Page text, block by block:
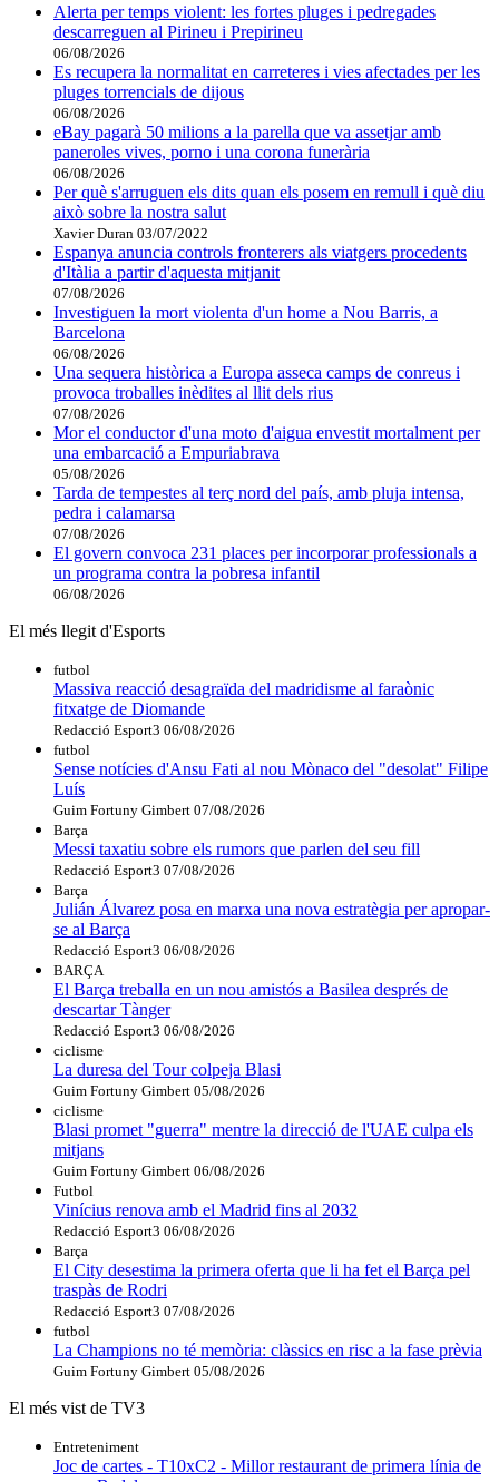
Alerta per temps violent: les fortes pluges i pedregades
descarreguen al Pirineu i Prepirineu
06/08/2026
Es recupera la normalitat en carreteres i vies afectades per les
pluges torrencials de dijous
06/08/2026
eBay pagarà 50 milions a la parella que va assetjar amb
paneroles vives, porno i una corona funerària
06/08/2026
Per què s'arruguen els dits quan els posem en remull i què diu
això sobre la nostra salut
Xavier Duran 03/07/2022
Espanya anuncia controls fronterers als viatgers procedents
d'Itàlia a partir d'aquesta mitjanit
07/08/2026
Investiguen la mort violenta d'un home a Nou Barris, a
Barcelona
06/08/2026
Una sequera històrica a Europa asseca camps de conreus i
provoca troballes inèdites al llit dels rius
07/08/2026
Mor el conductor d'una moto d'aigua envestit mortalment per
una embarcació a Empuriabrava
05/08/2026
Tarda de tempestes al terç nord del país, amb pluja intensa,
pedra i calamarsa
07/08/2026
El govern convoca 231 places per incorporar professionals a
un programa contra la pobresa infantil
06/08/2026
El més llegit d'Esports
futbol
Massiva reacció desagraïda del madridisme al faraònic
fitxatge de Diomande
Redacció Esport3 06/08/2026
futbol
Sense notícies d'Ansu Fati al nou Mònaco del "desolat" Filipe
Luís
Guim Fortuny Gimbert 07/08/2026
Barça
Messi taxatiu sobre els rumors que parlen del seu fill
Redacció Esport3 07/08/2026
Barça
Julián Álvarez posa en marxa una nova estratègia per apropar-
se al Barça
Redacció Esport3 06/08/2026
BARÇA
El Barça treballa en un nou amistós a Basilea després de
descartar Tànger
Redacció Esport3 06/08/2026
ciclisme
La duresa del Tour colpeja Blasi
Guim Fortuny Gimbert 05/08/2026
ciclisme
Blasi promet "guerra" mentre la direcció de l'UAE culpa els
mitjans
Guim Fortuny Gimbert 06/08/2026
Futbol
Vinícius renova amb el Madrid fins al 2032
Redacció Esport3 06/08/2026
Barça
El City desestima la primera oferta que li ha fet el Barça pel
traspàs de Rodri
Redacció Esport3 07/08/2026
futbol
La Champions no té memòria: clàssics en risc a la fase prèvia
Guim Fortuny Gimbert 05/08/2026
El més vist de TV3
Entreteniment
Joc de cartes - T10xC2 - Millor restaurant de primera línia de